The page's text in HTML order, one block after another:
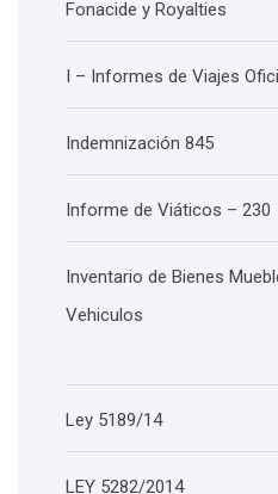
Fonacide y Royalties
I – Informes de Viajes
Indemnización 845
Informe de Viáticos – 230
Inventario de Bienes
Vehiculos
Ley 5189/14
LEY 5282/2014